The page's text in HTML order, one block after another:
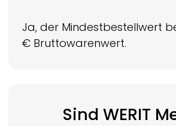
Ja, der Mindestbestellwert
€ Bruttowarenwert.
Sind WERIT